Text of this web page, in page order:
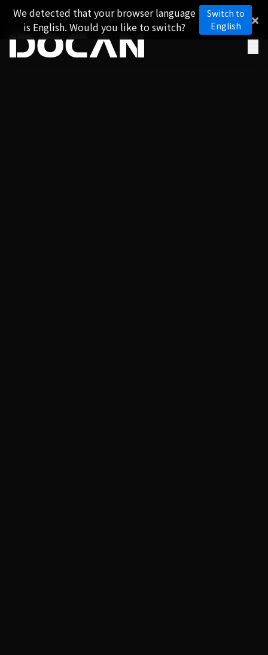
We detected that your browser language
is English. Would you like to switch?
Switch to
English